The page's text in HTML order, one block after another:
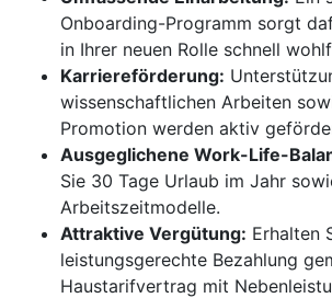
Onboarding-Programm sorgt
in Ihrer neuen Rolle schnell
Karriereförderung:
wissenschaftlichen Arbeiten
Promotion werden aktiv
Ausgeglichene Work-Life-
Sie 30 Tage Urlaub im Jahr
Arbeitszeitmodelle.
Attraktive Vergütung: Erhalten
leistungsgerechte Bezahlung
Haustarifvertrag mit